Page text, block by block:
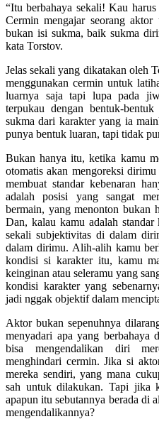
“Itu berbahaya sekali! Kau
Cermin mengajar seorang
bukan isi sukma, baik sukma
kata Torstov.
Jelas sekali yang dikatakan oleh
menggunakan cermin untuk
luarnya saja tapi lupa pada
terpukau dengan bentuk-
sukma dari karakter yang ia
punya bentuk luaran, tapi tidak
Bukan hanya itu, ketika kamu
otomatis akan mengoreksi
membuat standar kebenaran
adalah posisi yang sangat
bermain, yang menonton bukan
Dan, kalau kamu adalah standar
sekali subjektivitas di dalam
dalam dirimu. Alih-alih kamu
kondisi si karakter itu, kamu
keinginan atau seleramu yang
kondisi karakter yang
jadi nggak objektif dalam
Aktor bukan sepenuhnya
menyadari apa yang
bisa mengendalikan diri
menghindari cermin. Jika si
mereka sendiri, yang mana
sah untuk dilakukan. Tapi jika
apapun itu sebutannya berada di
mengendalikannya?